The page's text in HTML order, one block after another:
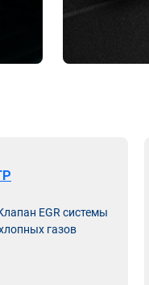
EGR системы
газов